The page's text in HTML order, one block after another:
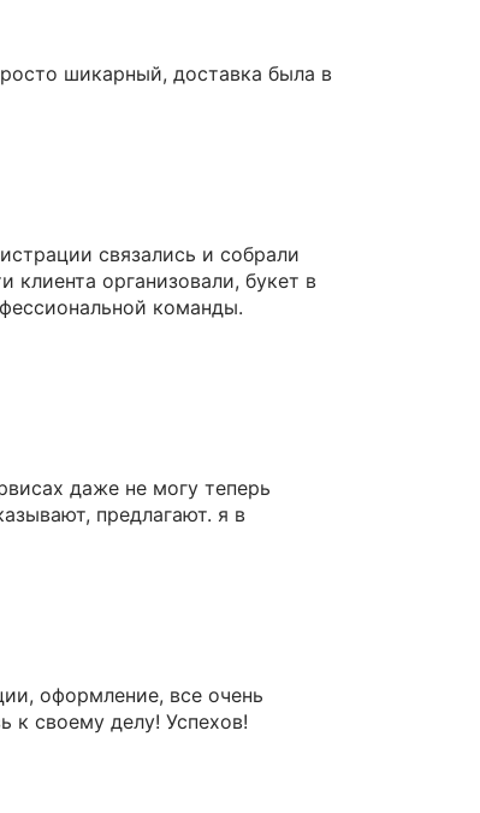
шикарный, доставка была в
связались и собрали
клиента организовали, букет в
команды.
даже не могу теперь
предлагают. я в
оформление, все очень
к своему делу! Успехов!